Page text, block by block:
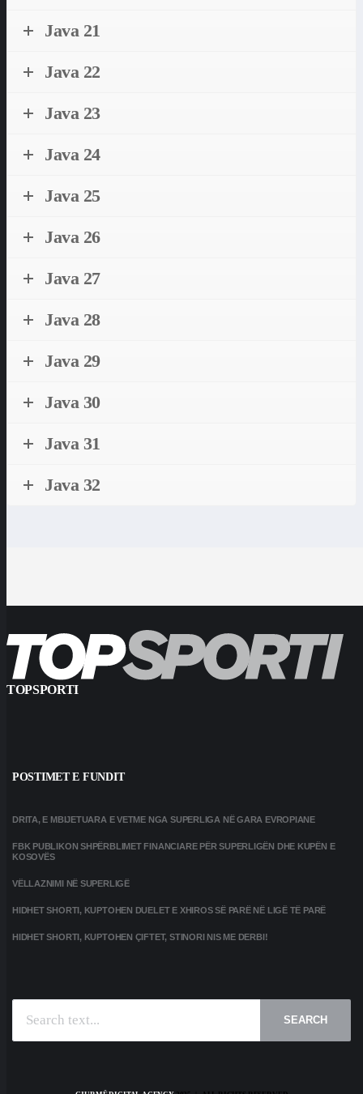
Java 21
Java 22
Java 23
Java 24
Java 25
Java 26
Java 27
Java 28
Java 29
Java 30
Java 31
Java 32
TOPSPORTI
POSTIMET E FUNDIT
DRITA, E MBIJETUARA E VETME NGA SUPERLIGA NË GARA EVROPIANE
FBK PUBLIKON SHPËRBLIMET FINANCIARE PËR SUPERLIGËN DHE KUPËN E
KOSOVËS
VËLLAZNIMI NË SUPERLIGË
HIDHET SHORTI, KUPTOHEN DUELET E XHIROS SË PARË NË LIGË TË PARË
HIDHET SHORTI, KUPTOHEN ÇIFTET, STINORI NIS ME DERBI!
SEARCH